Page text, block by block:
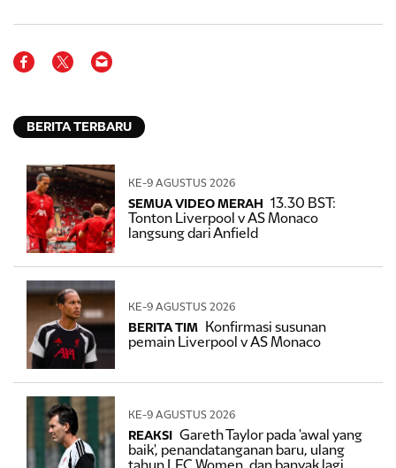
BERITA TERBARU
KE-9 AGUSTUS 2026
SEMUA VIDEO MERAH
13.30 BST:
Tonton Liverpool v AS Monaco
langsung dari Anfield
KE-9 AGUSTUS 2026
BERITA TIM
Konfirmasi susunan
pemain Liverpool v AS Monaco
KE-9 AGUSTUS 2026
REAKSI
Gareth Taylor pada 'awal yang
baik', penandatanganan baru, ulang